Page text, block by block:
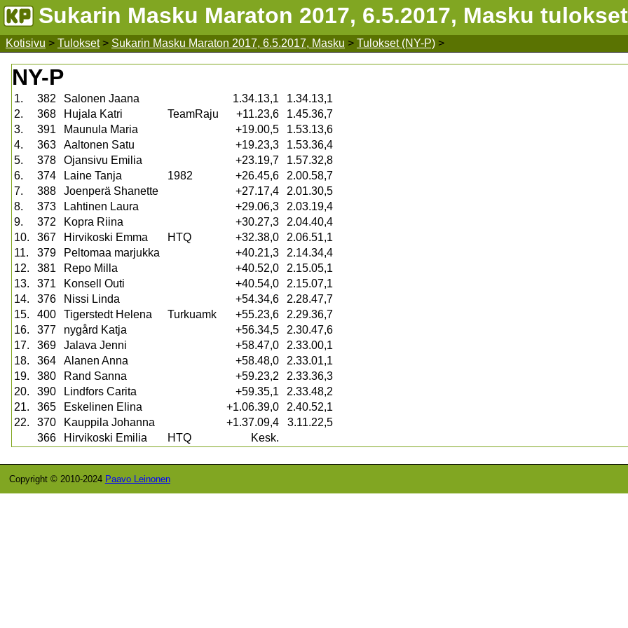
Sukarin Masku Maraton 2017, 6.5.2017, Masku
Kotisivu > Tulokset> Sukarin Masku Maraton 2017, 6.5.2017, Masku > Tulokset (NY-P) >
NY-P
1. 382 Salonen Jaana 1.34.13,1
1.34.13,1
2.
368 Hujala Katri TeamRaju +11.23,6
1.45.36,7
3.
391 Maunula Maria +19.00,5
1.53.13,6
4.
363 Aaltonen Satu +19.23,3
1.53.36,4
5.
378 Ojansivu Emilia +23.19,7
1.57.32,8
6.
374 Laine Tanja 1982 +26.45,6
2.00.58,7
7.
388 Joenperä Shanette +27.17,4
2.01.30,5
8.
373 Lahtinen Laura +29.06,3
2.03.19,4
9.
372 Kopra Riina +30.27,3
2.04.40,4
10.
367 Hirvikoski Emma HTQ +32.38,0
2.06.51,1
11.
379 Peltomaa marjukka +40.21,3
2.14.34,4
12.
381 Repo Milla +40.52,0
2.15.05,1
13.
371 Konsell Outi +40.54,0
2.15.07,1
14.
376 Nissi Linda +54.34,6
2.28.47,7
15.
400 Tigerstedt Helena Turkuamk +55.23,6
2.29.36,7
16.
377 nygård Katja +56.34,5
2.30.47,6
17.
369 Jalava Jenni +58.47,0
2.33.00,1
18.
364 Alanen Anna +58.48,0
2.33.01,1
19.
380 Rand Sanna +59.23,2
2.33.36,3
20.
390 Lindfors Carita +59.35,1
2.33.48,2
21.
365 Eskelinen Elina +1.06.39,0
2.40.52,1
22.
370 Kauppila Johanna +1.37.09,4
3.11.22,5
366
Hirvikoski Emilia HTQ Kesk.
Copyright © 2010-2024 Paavo Leinonen